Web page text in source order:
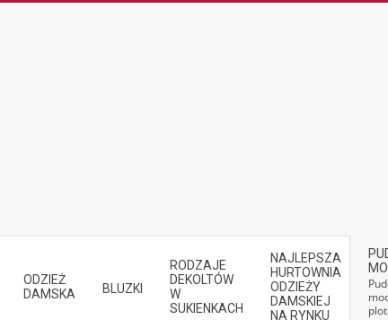
ODZIEŻ
DAMSKA
BLUZKI
RODZAJE
DEKOLTÓW
W
SUKIENKACH
NAJLEPSZA
HURTOWNIA
ODZIEŻY
DAMSKIEJ
NA RYNKU